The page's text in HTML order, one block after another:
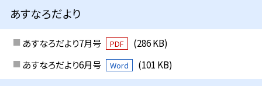
あすなろだより
あすなろだより7月号 PDF
(286 KB)
あすなろだより6月号
Word (101 KB)